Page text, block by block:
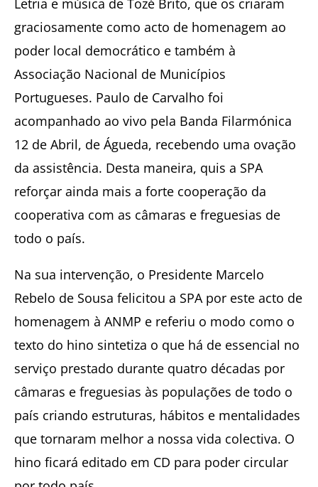
Letria e música de Tozé Brito, que os criaram
graciosamente como acto de homenagem ao
poder local democrático e também à
Associação Nacional de Municípios
Portugueses. Paulo de Carvalho foi
acompanhado ao vivo pela Banda Filarmónica
12 de Abril, de Águeda, recebendo uma ovação
da assistência. Desta maneira, quis a SPA
reforçar ainda mais a forte cooperação da
cooperativa com as câmaras e freguesias de
todo o país.
Na sua intervenção, o Presidente Marcelo
Rebelo de Sousa felicitou a SPA por este acto de
homenagem à ANMP e referiu o modo como o
texto do hino sintetiza o que há de essencial no
serviço prestado durante quatro décadas por
câmaras e freguesias às populações de todo o
país criando estruturas, hábitos e mentalidades
que tornaram melhor a nossa vida colectiva. O
hino ficará editado em CD para poder circular